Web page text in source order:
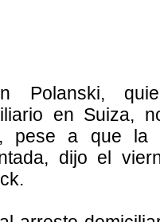
Polanski,
en Suiza,
pese a que la
dijo el